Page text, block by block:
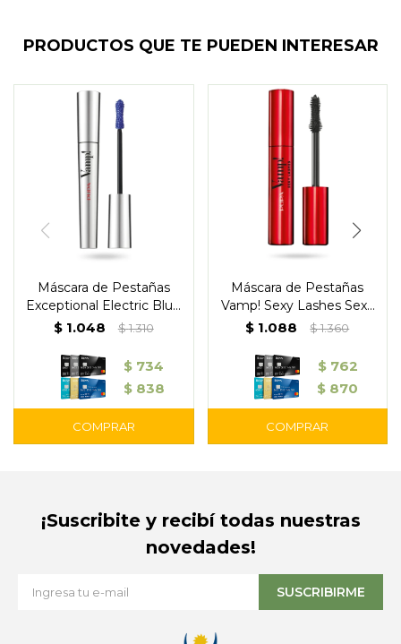
PRODUCTOS QUE TE PUEDEN INTERESAR
Máscara de Pestañas
Exceptional Electric Blue
301 - Pupa
$ 1.048 $1.310
$ 734
$ 838
Máscara de Pestañas
Vamp! Sexy Lashes Sexy
Black 011 – Pupa
$ 1.088 $1.360
$ 762
$ 870
¡Suscribite y recibí todas nuestras
novedades!
SUSCRIBIRME